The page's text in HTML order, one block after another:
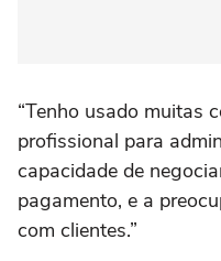
“Tenho usado muitas
profissional para
capacidade de
pagamento, e a
com clientes.”